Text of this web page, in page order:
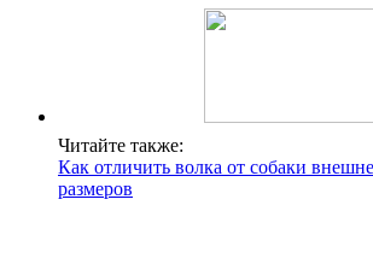
Читайте также:
Как отличить волка от собаки
размеров